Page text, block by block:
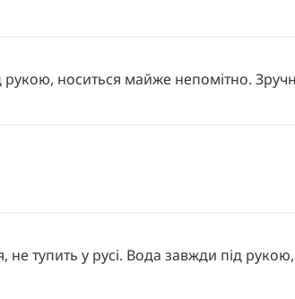
о том, чтобы ваше
под него, вы инвестируете в свой
рукою, носиться майже непомітно.
не тупить у русі. Вода завжди під